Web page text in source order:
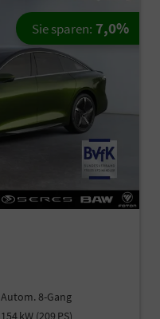
Autom. 8-Gang
154 kW (209 PS)
Sie sparen: 7,0%